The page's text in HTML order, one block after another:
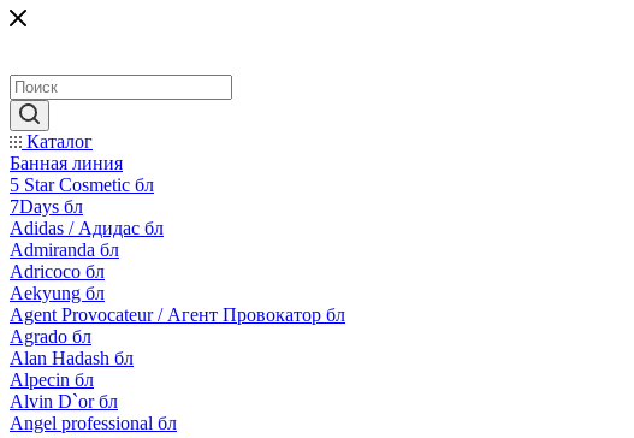
Каталог
Банная линия
5 Star Cosmetic бл
7Days бл
Adidas / Адидас бл
Admiranda бл
Adricoco бл
Aekyung бл
Agent Provocateur / Агент Провокатор бл
Agrado бл
Alan Hadash бл
Alpecin бл
Alvin D`or бл
Angel professional бл